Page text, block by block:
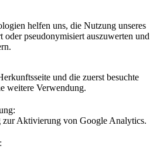
helfen uns, die Nutzung unseres
oder pseudonymisiert auszuwerten und
und die zuerst besuchte
weitere Verwendung.
Aktivierung von Google Analytics.